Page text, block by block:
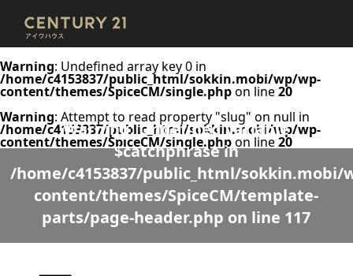
Warning: Undefined array key 0 in
/home/c4153837/public_html/sokkin.mobi/wp/wp-
content/themes/SpiceCM/single.phpon line20
Warning: Attempt to read property "slug" on null in
/home/c4153837/public_html/sokkin.mobi/wp/wp-
content/themes/SpiceCM/single.phpon line20
Warning: Undefined variable
$catchphrase in
/home/c4153837/public_html/sokkin.mobi/
content/themes/SpiceCM/template-
parts/page-header.php on line 117